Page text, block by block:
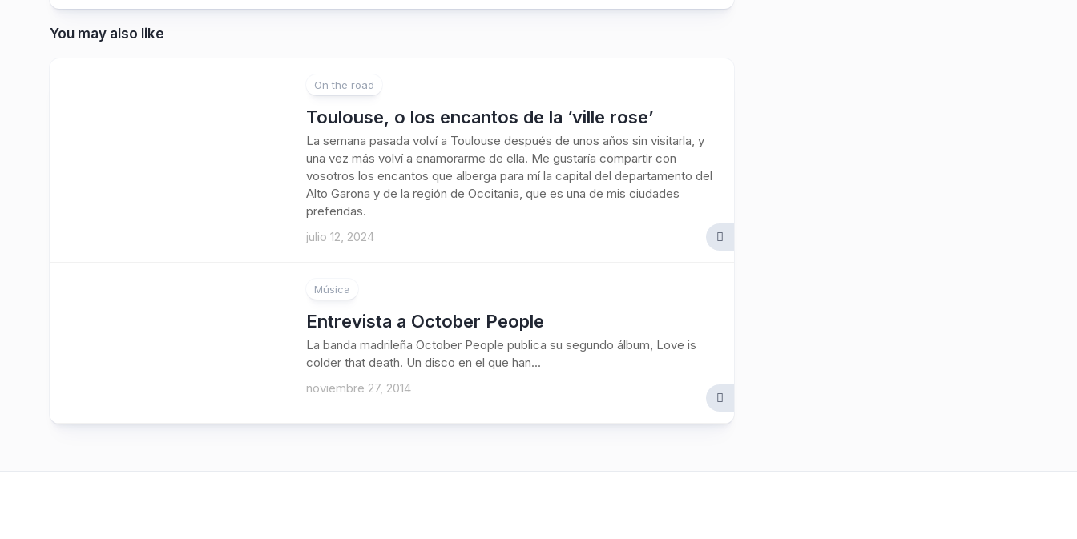
You may also like
On the road
Toulouse, o los encantos de la ‘ville rose’
La semana pasada volví a Toulouse después de unos años sin visitarla, y
una vez más volví a enamorarme de ella. Me gustaría compartir con
vosotros los encantos que alberga para mí la capital del departamento del
Alto Garona y de la región de Occitania, que es una de mis ciudades
preferidas.
julio 12, 2024
Música
Entrevista a October People
La banda madrileña October People publica su segundo álbum, Love is
colder that death. Un disco en el que han...
noviembre 27, 2014